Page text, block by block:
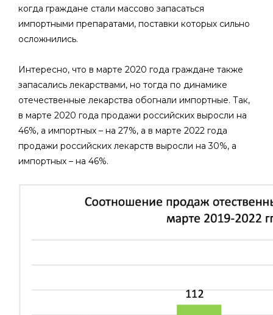
когда граждане стали массово запасаться
импортными препаратами, поставки которых сильно
осложнились.
Интересно, что в марте 2020 года граждане также
запасались лекарствами, но тогда по динамике
отечественные лекарства обогнали импортные. Так,
в марте 2020 года продажи российских выросли на
46%, а импортных – на 27%, а в марте 2022 года
продажи российских лекарств выросли на 30%, а
импортных – на 46%.